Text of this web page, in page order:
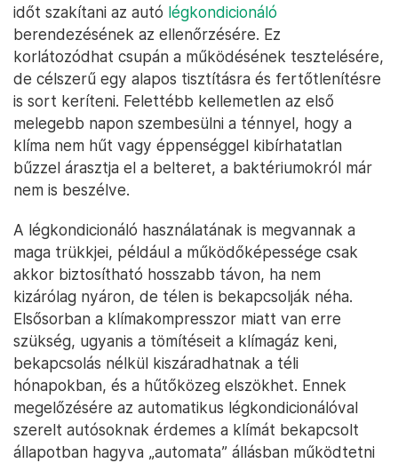
időt szakítani az autó légkondicionáló
berendezésének az ellenőrzésére. Ez
korlátozódhat csupán a működésének tesztelésére,
de célszerű egy alapos tisztításra és fertőtlenítésre
is sort keríteni. Felettébb kellemetlen az első
melegebb napon szembesülni a ténnyel, hogy a
klíma nem hűt vagy éppenséggel kibírhatatlan
bűzzel árasztja el a belteret, a baktériumokról már
nem is beszélve.
A légkondicionáló használatának is megvannak a
maga trükkjei, például a működőképessége csak
akkor biztosítható hosszabb távon, ha nem
kizárólag nyáron, de télen is bekapcsolják néha.
Elsősorban a klímakompresszor miatt van erre
szükség, ugyanis a tömítéseit a klímagáz keni,
bekapcsolás nélkül kiszáradhatnak a téli
hónapokban, és a hűtőközeg elszökhet. Ennek
megelőzésére az automatikus légkondicionálóval
szerelt autósoknak érdemes a klímát bekapcsolt
állapotban hagyva „automata” állásban működtetni